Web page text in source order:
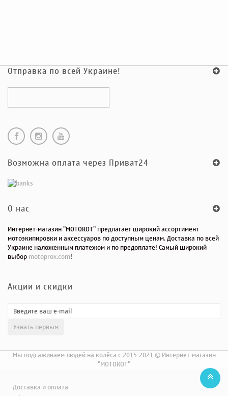
Отправка по всей Украине!
Возможна оплата через Приват24
O нас
Интернет-магазин "МОТОКОТ" предлагает широкий ассортимент
мотоэкипировки и аксессуаров по доступным ценам. Доставка по всей
Украине наложенным платежом и по предоплате! Самый широкий
выборmotoprox.com!
Акции и скидки
Мы подсаживаем людей на колёса с 2015-2021 © Интернет-магазин
"МОТОКОТ"
Доставка и оплата